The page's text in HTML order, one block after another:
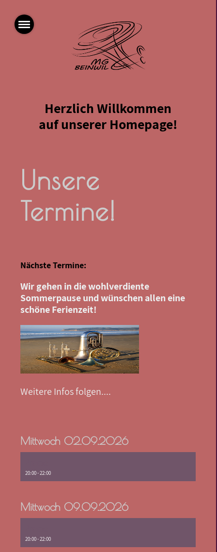
Herzlich Willkommen
auf unserer Homepage!
Unsere
Termine!
Nächste Termine:
Wir gehen in die wohlverdiente
Sommerpause und wünschen allen eine
schöne Ferienzeit!
Weitere Infos folgen....
Mittwoch 02.09.2026
20:00 - 22:00
Mittwoch 09.09.2026
20:00 - 22:00